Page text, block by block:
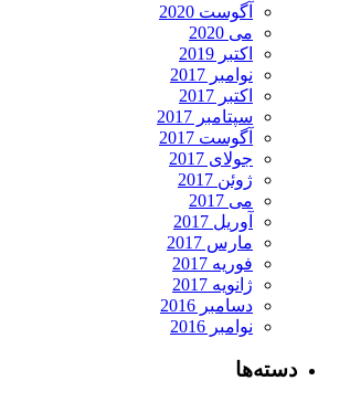
آگوست 2020
می 2020
اکتبر 2019
نوامبر 2017
اکتبر 2017
سپتامبر 2017
آگوست 2017
جولای 2017
ژوئن 2017
می 2017
آوریل 2017
مارس 2017
فوریه 2017
ژانویه 2017
دسامبر 2016
نوامبر 2016
دسته‌ها